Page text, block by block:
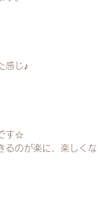
感じ♪
す☆
るのが楽に、楽しく